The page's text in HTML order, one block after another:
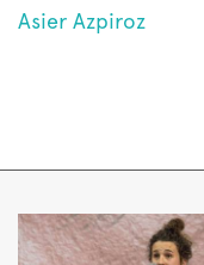
Asier Azpiroz